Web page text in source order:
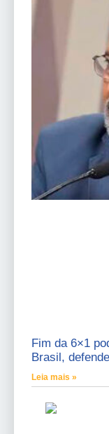
Fim da 6×1
Brasil,
Leia mais »